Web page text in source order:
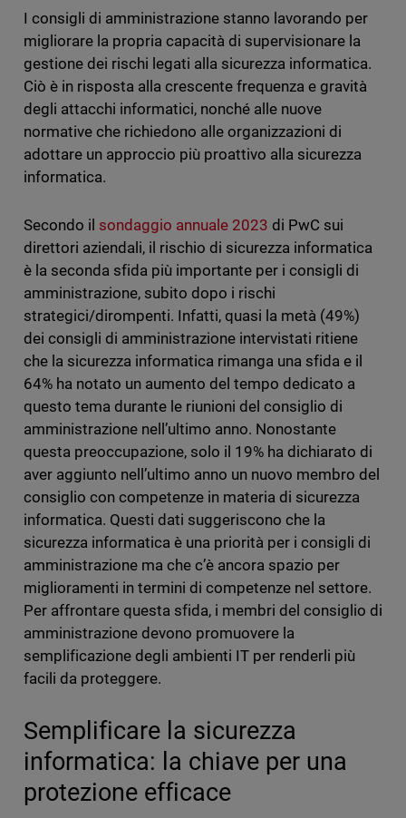
I consigli di amministrazione stanno lavorando per
migliorare la propria capacità di supervisionare la
gestione dei rischi legati alla sicurezza informatica.
Ciò è in risposta alla crescente frequenza e gravità
degli attacchi informatici, nonché alle nuove
normative che richiedono alle organizzazioni di
adottare un approccio più proattivo alla sicurezza
informatica.
Secondo il sondaggio annuale 2023 di PwC sui
direttori aziendali, il rischio di sicurezza informatica
è la seconda sfida più importante per i consigli di
amministrazione, subito dopo i rischi
strategici/dirompenti. Infatti, quasi la metà (49%)
dei consigli di amministrazione intervistati ritiene
che la sicurezza informatica rimanga una sfida e il
64% ha notato un aumento del tempo dedicato a
questo tema durante le riunioni del consiglio di
amministrazione nell’ultimo anno. Nonostante
questa preoccupazione, solo il 19% ha dichiarato di
aver aggiunto nell’ultimo anno un nuovo membro del
consiglio con competenze in materia di sicurezza
informatica. Questi dati suggeriscono che la
sicurezza informatica è una priorità per i consigli di
amministrazione ma che c’è ancora spazio per
miglioramenti in termini di competenze nel settore.
Per affrontare questa sfida, i membri del consiglio di
amministrazione devono promuovere la
semplificazione degli ambienti IT per renderli più
facili da proteggere.
Semplificare la sicurezza
informatica: la chiave per una
protezione efficace